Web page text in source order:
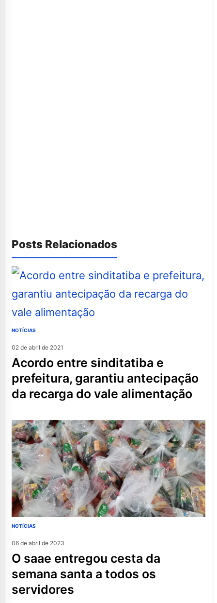
Posts Relacionados
NOTÍCIAS
02 de abril de 2021
acordo entre sinditatiba e
prefeitura, garantiu antecipação
da recarga do vale alimentação
NOTÍCIAS
06 de abril de 2023
o saae entregou cesta da
semana santa a todos os
servidores